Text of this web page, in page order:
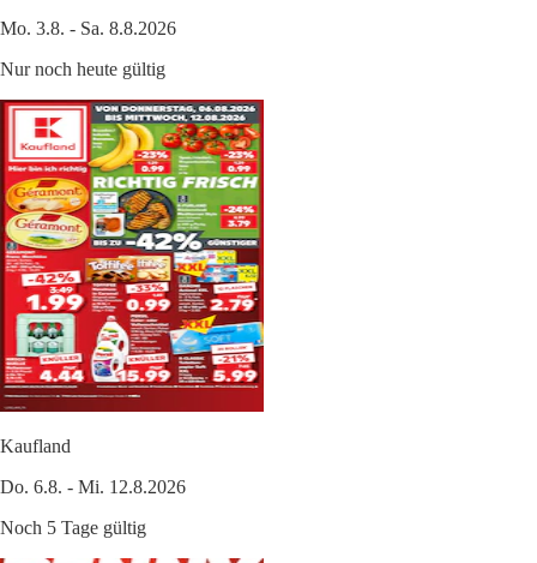
Mo. 3.8. - Sa. 8.8.2026
Nur noch heute gültig
Kaufland
Do. 6.8. - Mi. 12.8.2026
Noch 5 Tage gültig